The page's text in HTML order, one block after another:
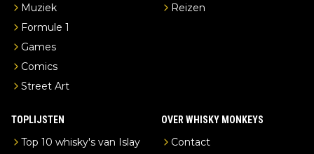
Muziek
Formule 1
Games
Comics
Street Art
Reizen
TOPLIJSTEN
Top 10 whisky's van Islay
OVER WHISKY MONKEYS
Contact